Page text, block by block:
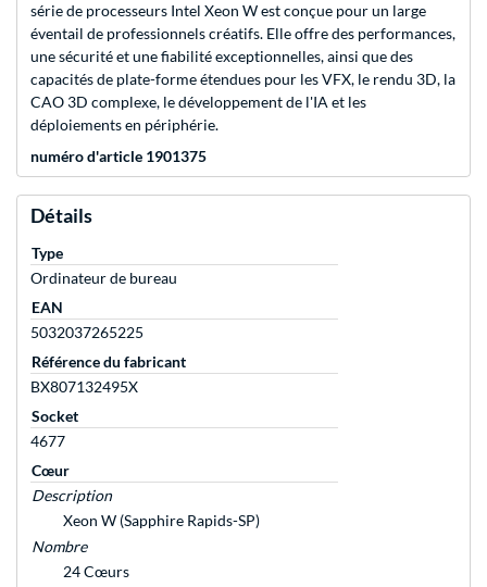
série de processeurs Intel Xeon W est conçue pour un large
éventail de professionnels créatifs. Elle offre des performances,
une sécurité et une fiabilité exceptionnelles, ainsi que des
capacités de plate-forme étendues pour les VFX, le rendu 3D, la
CAO 3D complexe, le développement de l'IA et les
déploiements en périphérie.
numéro d'article 1901375
Détails
Type
Ordinateur de bureau
EAN
5032037265225
Référence du fabricant
BX807132495X
Socket
4677
Cœur
Description
Xeon W (Sapphire Rapids-SP)
Nombre
24 Cœurs